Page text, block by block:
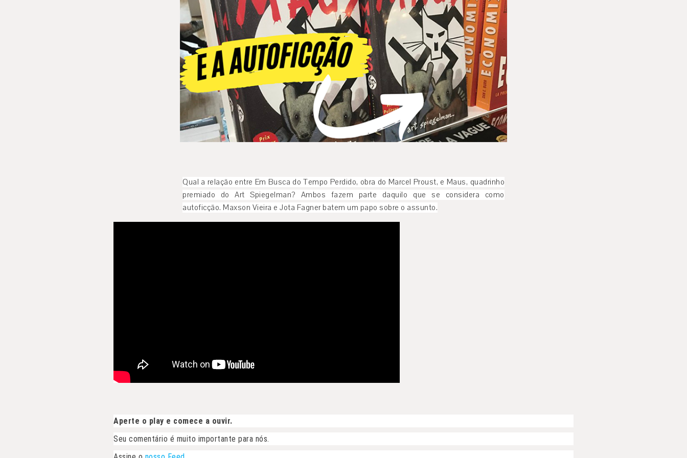
Qual a relação entre Em Busca do Tempo Perdido, obra do Marcel Proust, e Maus, quadrinho
premiado do Art Spiegelman? Ambos fazem parte daquilo que se considera como
autoficção. Maxson Vieira e Jota Fagner batem um papo sobre o assunto.
Aperte o play e comece a ouvir.
Seu comentário é muito importante para nós.